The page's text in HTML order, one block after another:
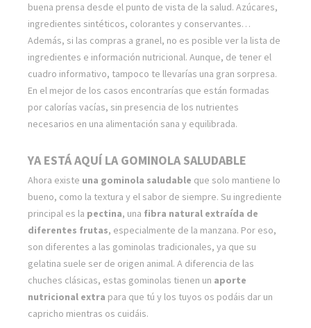
buena prensa desde el punto de vista de la salud. Azúcares,
ingredientes sintéticos, colorantes y conservantes…
Además, si las compras a granel, no es posible ver la lista de
ingredientes e información nutricional. Aunque, de tener el
cuadro informativo, tampoco te llevarías una gran sorpresa.
En el mejor de los casos encontrarías que están formadas
por calorías vacías, sin presencia de los nutrientes
necesarios en una alimentación sana y equilibrada.
YA ESTÁ AQUÍ LA GOMINOLA SALUDABLE
Ahora existe una gominola saludable que solo mantiene lo
bueno, como la textura y el sabor de siempre. Su ingrediente
principal es la pectina, una fibra natural extraída de
diferentes frutas, especialmente de la manzana. Por eso,
son diferentes a las gominolas tradicionales, ya que su
gelatina suele ser de origen animal. A diferencia de las
chuches clásicas, estas gominolas tienen un aporte
nutricional extra para que tú y los tuyos os podáis dar un
capricho mientras os cuidáis.